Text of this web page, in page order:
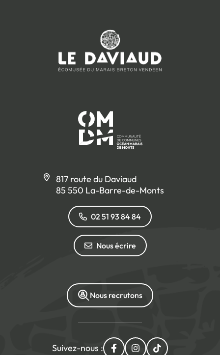
817 route du Daviaud
85 550 La-Barre-de-Monts
02 51 93 84 84
Nous écrire
Nous recrutons
Suivez-nous : Lien vers le compte
Lien vers le compte
Lien vers le